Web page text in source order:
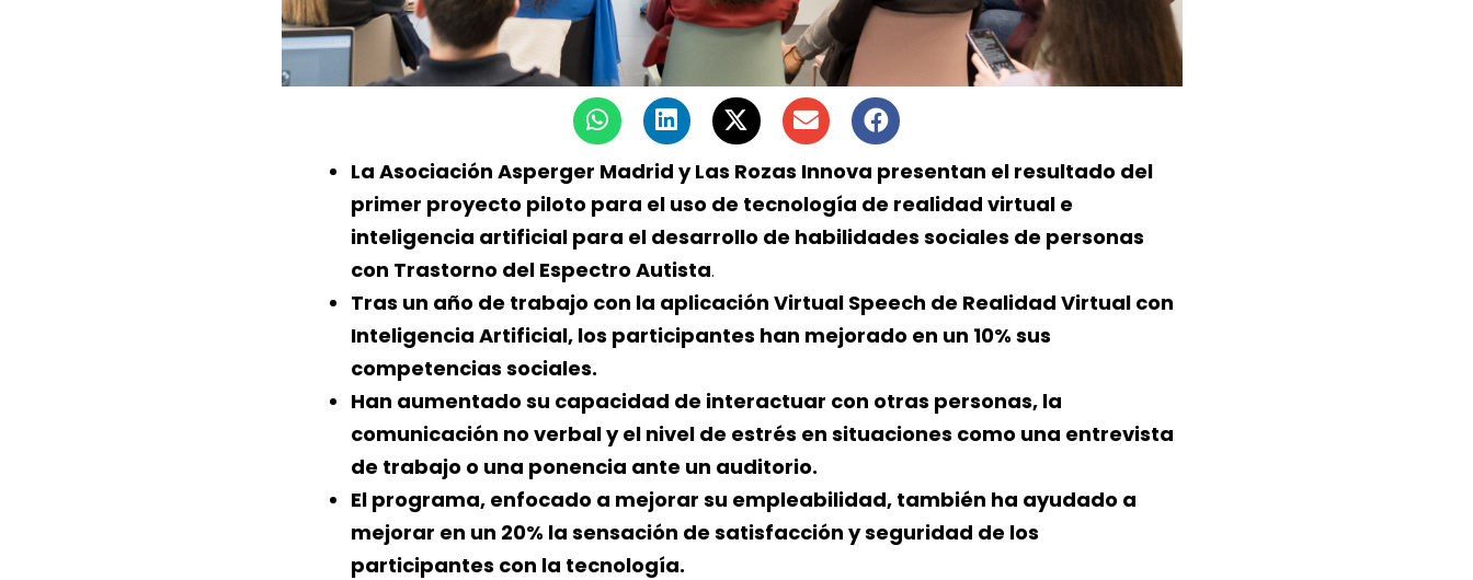
La Asociación Asperger Madrid y Las Rozas Innova presentan el resultado del
primer proyecto piloto para el uso de tecnología de realidad virtual e
inteligencia artificial para el desarrollo de habilidades sociales de personas
con Trastorno del Espectro Autista.
Tras un año de trabajo con la aplicación Virtual Speech de Realidad Virtual con
Inteligencia Artificial, los participantes han mejorado en un 10% sus
competencias sociales.
Han aumentado su capacidad de interactuar con otras personas, la
comunicación no verbal y el nivel de estrés en situaciones como una entrevista
de trabajo o una ponencia ante un auditorio.
El programa, enfocado a mejorar su empleabilidad, también ha ayudado a
mejorar en un 20% la sensación de satisfacción y seguridad de los
participantes con la tecnología.